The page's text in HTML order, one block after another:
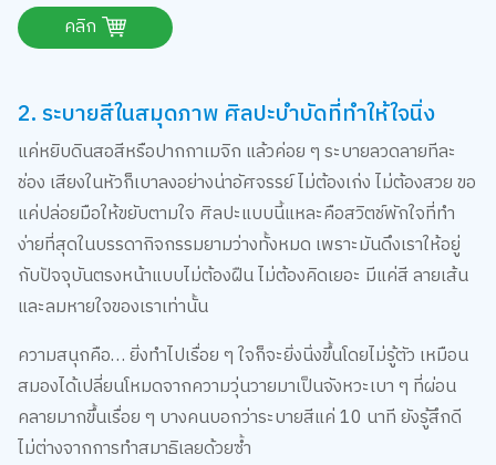
คลิก
2. ระบายสีในสมุดภาพ ศิลปะบำบัดที่ทำให้ใจนิ่ง
แค่หยิบดินสอสีหรือปากกาเมจิก แล้วค่อย ๆ ระบายลวดลายทีละ
ช่อง เสียงในหัวก็เบาลงอย่างน่าอัศจรรย์ ไม่ต้องเก่ง ไม่ต้องสวย ขอ
แค่ปล่อยมือให้ขยับตามใจ ศิลปะแบบนี้แหละคือสวิตช์พักใจที่ทำ
ง่ายที่สุดในบรรดากิจกรรมยามว่างทั้งหมด เพราะมันดึงเราให้อยู่
กับปัจจุบันตรงหน้าแบบไม่ต้องฝืน ไม่ต้องคิดเยอะ มีแค่สี ลายเส้น
และลมหายใจของเราเท่านั้น
ความสนุกคือ… ยิ่งทำไปเรื่อย ๆ ใจก็จะยิ่งนิ่งขึ้นโดยไม่รู้ตัว เหมือน
สมองได้เปลี่ยนโหมดจากความวุ่นวายมาเป็นจังหวะเบา ๆ ที่ผ่อน
คลายมากขึ้นเรื่อย ๆ บางคนบอกว่าระบายสีแค่ 10 นาที ยังรู้สึกดี
ไม่ต่างจากการทำสมาธิเลยด้วยซ้ำ